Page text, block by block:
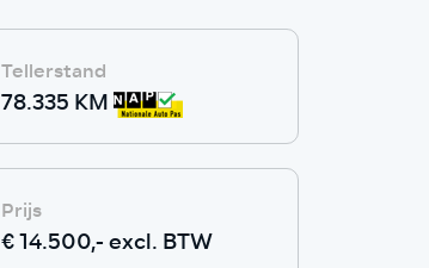
Tellerstand
78.335 KM
Prijs
€ 14.500,- excl. BTW